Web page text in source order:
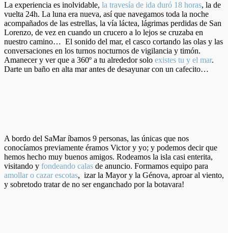
La experiencia es inolvidable, la travesía de ida duró 18 horas, la de
vuelta 24h. La luna era nueva, así que navegamos toda la noche
acompañados de las estrellas, la vía láctea, lágrimas perdidas de San
Lorenzo, de vez en cuando un crucero a lo lejos se cruzaba en
nuestro camino… El sonido del mar, el casco cortando las olas y las
conversaciones en los turnos nocturnos de vigilancia y timón.
Amanecer y ver que a 360º a tu alrededor solo existes tu y el mar.
Darte un baño en alta mar antes de desayunar con un cafecito…
A bordo del SaMar íbamos 9 personas, las únicas que nos
conocíamos previamente éramos Victor y yo; y podemos decir que
hemos hecho muy buenos amigos. Rodeamos la isla casi enterita,
visitando y fondeando calas de anuncio. Formamos equipo para
amollar o cazar escotas, izar la Mayor y la Génova, aproar al viento,
y sobretodo tratar de no ser enganchado por la botavara!